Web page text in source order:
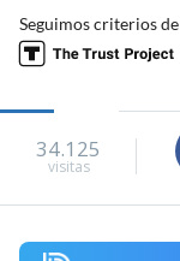
Seguimos criterios de
34.125
visitas